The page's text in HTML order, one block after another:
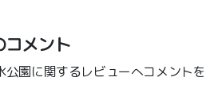
コメント
公園に関するレビューへコメントを